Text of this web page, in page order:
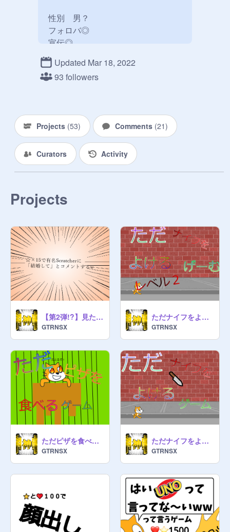
性別　男？
フォロバ◎
宣伝◎
気軽に話しかけてください!
関係者様
自己満足でアニメ作ってるアホです
我が名はSDBEUD!!!!
満足流満足の使い手だ！！
アニメ作ってます
いつ共有すればいいのかな....
特にない
◆今やるべきこと
・宝玉戦編　第二話　99%　 (あと
Updated Mar 18, 2022
93 followers
Projects (53) Comments (21)
Curators Activity
Projects
【第2弾!?】見たら必ず押せ 〜最恐の鬼畜ルーレット〜 ver.3.0 remix-2
GTRNSX
ただナイフをよけるゲーム レベル2
GTRNSX
ただピザを食べるゲーム
GTRNSX
ただナイフをよけるゲーム
GTRNSX